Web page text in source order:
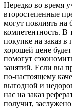
Нередко во время
второстепенные
могут повлиять на
компетентность. В
покупке на заказ
хорошей цене
помогут
занятий. Если вы
по-настоящему
выгодной и
нас на заказ
получит,